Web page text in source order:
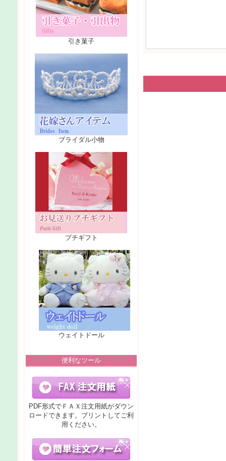
引き菓子
ブライダル小物
プチギフト
ウェイトドール
便利なツール
PDF形式でＦＡＸ注文用紙がダウン
ロードできます。プリントしてご利
用ください。